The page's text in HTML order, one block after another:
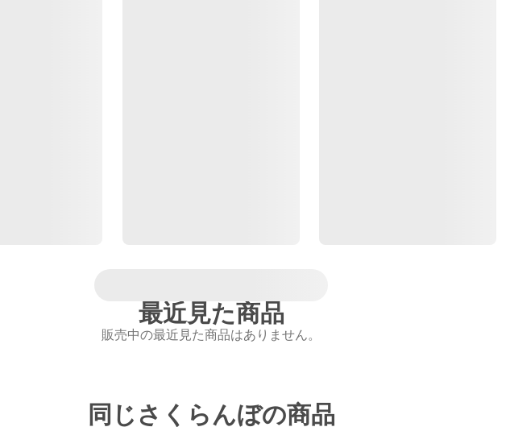
最近見た商品
販売中の最近見た商品はありません。
同じさくらんぼの商品